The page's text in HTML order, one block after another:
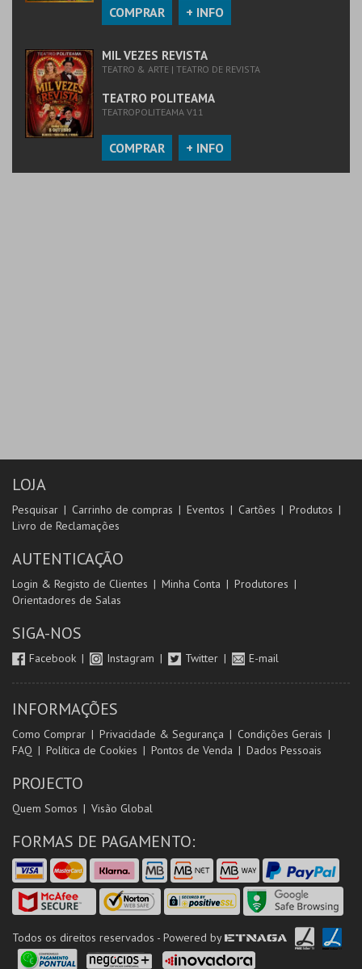
COMPRAR + INFO
MIL VEZES REVISTA
TEATRO & ARTE | TEATRO DE REVISTA
TEATRO POLITEAMA
TEATROPOLITEAMA V11
COMPRAR + INFO
LOJA
Pesquisar Carrinho de compras Eventos Cartões
Produtos
Livro de Reclamações
AUTENTICAÇÃO
Login & Registo de Clientes Minha Conta
Produtores
Orientadores de Salas
SIGA-NOS
Facebook Instagram Twitter E-mail
INFORMAÇÕES
Como Comprar Privacidade & Segurança
Condições Gerais
FAQ
Política de Cookies Pontos de Venda Dados Pessoais
PROJECTO
Quem Somos Visão Global
FORMAS DE PAGAMENTO:
Todos os direitos reservados - Powered by ETNAGA